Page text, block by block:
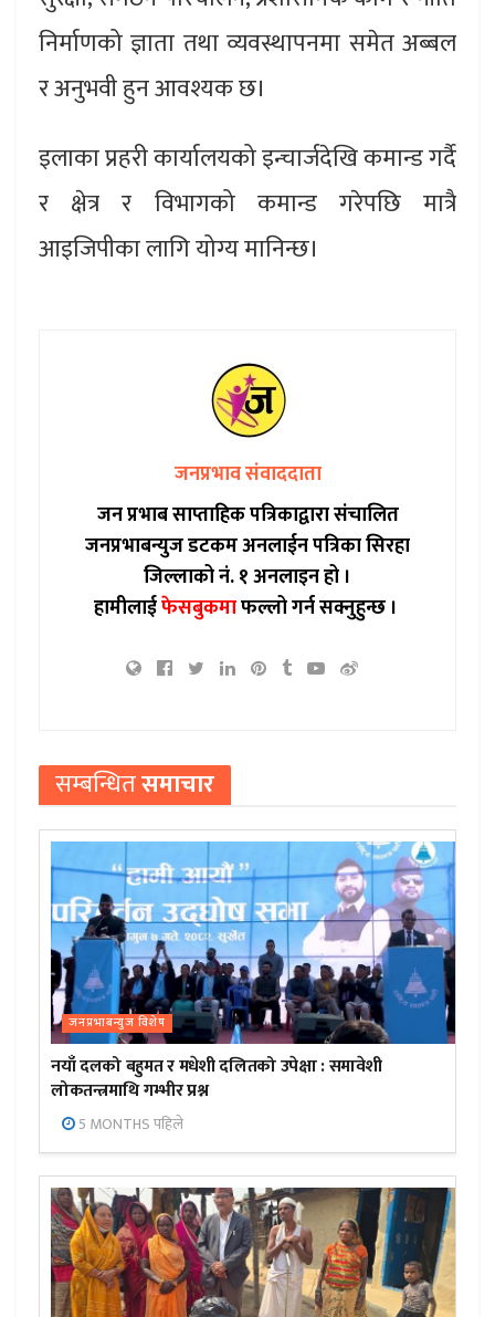
निर्माणको ज्ञाता तथा व्यवस्थापनमा समेत अब्बल
र अनुभवी हुन आवश्यक छ।
इलाका प्रहरी कार्यालयको इन्चार्जदेखि कमान्ड गर्दै
र क्षेत्र र विभागको कमान्ड गरेपछि मात्रै
आइजिपीका लागि योग्य मानिन्छ।
जनप्रभाव संवाददाता
जन प्रभाब साप्ताहिक पत्रिकाद्वारा संचालित
जनप्रभाबन्युज डटकम अनलाईन पत्रिका सिरहा
जिल्लाको नं. १ अनलाइन हो ।
हामीलाईफेसबुकमाफल्लो गर्न सक्नुहुन्छ ।
सम्बन्धितसमाचार
जनप्रभाबन्युज विशेष
नयाँ दलको बहुमत र मधेशी दलितको उपेक्षा : समावेशी
लोकतन्त्रमाथि गम्भीर प्रश्न
5 MONTHS पहिले